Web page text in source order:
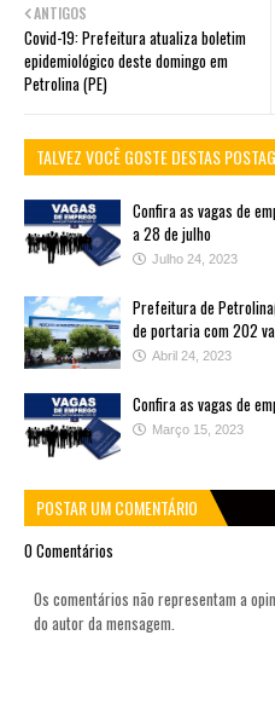
ANTIGOS
Covid-19: Prefeitura atualiza boletim
epidemiológico deste domingo em
Petrolina (PE)
TALVEZ VOCÊ GOSTE DESTAS
Confira as vagas de
a 28 de julho
Julho 24, 2023
Prefeitura de
de portaria com 202
Abril 24, 2023
Confira as vagas de
Março 15, 2023
POSTAR UM COMENTÁRIO
0 Comentários
Os comentários não representam a
do autor da mensagem.